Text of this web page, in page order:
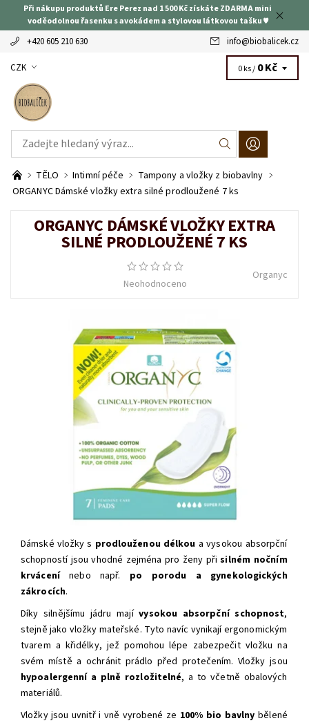
Při nákupu produktů Ere Perez nad 1 500 Kč získáte ZDARMA mini
voděodolnou řasenku s avokádem a stylovou látkovou tašku ♥
+420 605 210 630 info@biobalicek.cz
CZK 0 ks / 0 Kč
TĚLO Intimní péče
Tampony a vložky z biobavlny
ORGANYC Dámské vložky extra silné prodloužené 7 ks
ORGANYC DÁMSKÉ VLOŽKY EXTRA
SILNÉ PRODLOUŽENÉ 7 KS
Neohodnoceno
Organyc
Dámské vložky s prodlouženou délkou a vysokou absorpční
schopnostíjsou vhodné zejména pro ženy přisilném nočním
krvácenínebo např. po porodu a gynekologických
zákrocích.
Díky silnějšímu jádru majívysokou absorpční schopnost,
stejně jako vložky mateřské. Tyto navíc vynikají ergonomickým
tvarem a křidélky, jež pomohou lépe zabezpečit vložku na
svém místě a ochránit prádlo před protečením. Vložky jsou
hypoalergenní a plně rozložitelné, a to včetně obalových
materiálů.
Vložky jsou uvnitř i vně vyrobené ze 100% bio bavlnybělené